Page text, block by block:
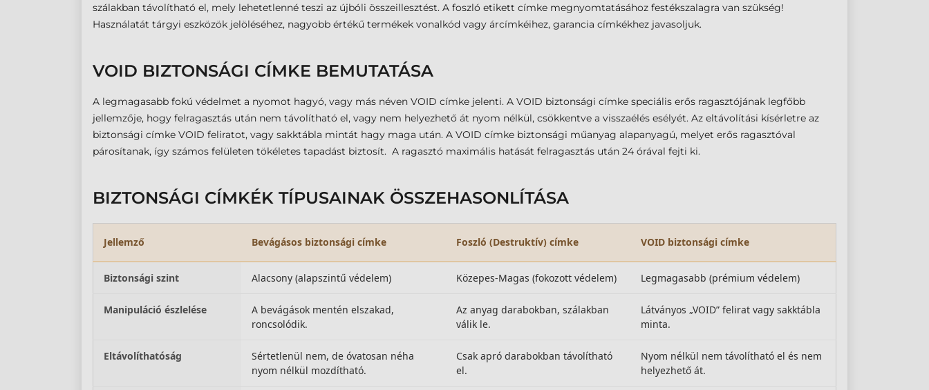
szálakban távolítható el, mely lehetetlenné teszi az újbóli összeillesztést. A foszló etikett címke megnyomtatásához festékszalagra van szükség!
Használatát tárgyi eszközök jelöléséhez, nagyobb értékű termékek vonalkód vagy árcímkéihez, garancia címkékhez javasoljuk.
VOID BIZTONSÁGI CÍMKE BEMUTATÁSA
A legmagasabb fokú védelmet a nyomot hagyó, vagy más néven VOID címke jelenti. A VOID biztonsági címke speciális erős ragasztójának legfőbb
jellemzője, hogy felragasztás után nem távolítható el, vagy nem helyezhető át nyom nélkül, csökkentve a visszaélés esélyét. Az eltávolítási kísérletre az
biztonsági címke VOID feliratot, vagy sakktábla mintát hagy maga után. A VOID címke biztonsági műanyag alapanyagú, melyet erős ragasztóval
párosítanak, így számos felületen tökéletes tapadást biztosít. A ragasztó maximális hatását felragasztás után 24 órával fejti ki.
BIZTONSÁGI CÍMKÉK TÍPUSAINAK ÖSSZEHASONLÍTÁSA
Jellemző Bevágásos biztonsági címke Foszló (Destruktív) címke VOID biztonsági címke
Biztonsági szint Alacsony (alapszintű védelem) Közepes-Magas (fokozott védelem) Legmagasabb (prémium védelem)
Manipuláció észlelése
A bevágások mentén elszakad,
roncsolódik.
Az anyag darabokban, szálakban
válik le.
Látványos „VOID” felirat vagy sakktábla
minta.
Eltávolíthatóság
Sértetlenül nem, de óvatosan néha
nyom nélkül mozdítható.
Csak apró darabokban távolítható
el.
Nyom nélkül nem távolítható el és nem
helyezhető át.